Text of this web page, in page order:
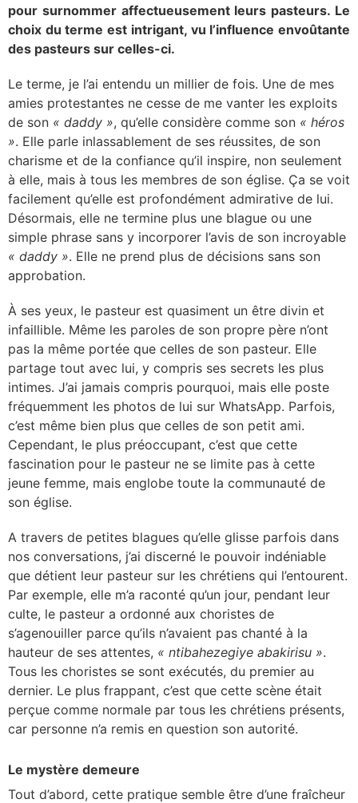
pour surnommer affectueusement leurs pasteurs. Le
choix du terme est intrigant, vu l’influence envoûtante
des pasteurs sur celles-ci.
Le terme, je l’ai entendu un millier de fois. Une de mes
amies protestantes ne cesse de me vanter les exploits
de son « daddy », qu’elle considère comme son « héros
». Elle parle inlassablement de ses réussites, de son
charisme et de la confiance qu’il inspire, non seulement
à elle, mais à tous les membres de son église. Ça se voit
facilement qu’elle est profondément admirative de lui.
Désormais, elle ne termine plus une blague ou une
simple phrase sans y incorporer l’avis de son incroyable
« daddy ». Elle ne prend plus de décisions sans son
approbation.
À ses yeux, le pasteur est quasiment un être divin et
infaillible. Même les paroles de son propre père n’ont
pas la même portée que celles de son pasteur. Elle
partage tout avec lui, y compris ses secrets les plus
intimes. J’ai jamais compris pourquoi, mais elle poste
fréquemment les photos de lui sur WhatsApp. Parfois,
c’est même bien plus que celles de son petit ami.
Cependant, le plus préoccupant, c’est que cette
fascination pour le pasteur ne se limite pas à cette
jeune femme, mais englobe toute la communauté de
son église.
A travers de petites blagues qu’elle glisse parfois dans
nos conversations, j’ai discerné le pouvoir indéniable
que détient leur pasteur sur les chrétiens qui l’entourent.
Par exemple, elle m’a raconté qu’un jour, pendant leur
culte, le pasteur a ordonné aux choristes de
s’agenouiller parce qu’ils n’avaient pas chanté à la
hauteur de ses attentes, « ntibahezegiye abakirisu ».
Tous les choristes se sont exécutés, du premier au
dernier. Le plus frappant, c’est que cette scène était
perçue comme normale par tous les chrétiens présents,
car personne n’a remis en question son autorité.
Le mystère demeure
Tout d’abord, cette pratique semble être d’une fraîcheur